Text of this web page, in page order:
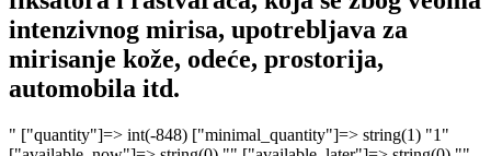
intenzivnog mirisa, upotrebljava za
mirisanje kože, odeće, prostorija,
automobila itd.
" ["quantity"]=> int(-848) ["minimal_quantity"]=> string(1) "1" ["available_now"]=> string(0) "" ["available_later"]=> string(0) "" ["price"]=> float(416.666667) ["specificPrice"]=> bool(false) ["additional_shipping_cost"]=> string(4) "0.00" ["wholesale_price"]=> string(8) "0.000000" ["on_sale"]=> string(1) "0" ["online_only"]=> string(1) "1" ["unity"]=> string(0) "" ["unit_price"]=> int(0) ["unit_price_ratio"]=> string(8) "0.000000" ["ecotax"]=> string(8) "0.000000" ["reference"]=> string(0) "" ["supplier_reference"]=> string(0) "" ["location"]=> string(0) "" ["width"]=> string(8) "0.000000" ["height"]=> string(8) "0.000000" ["depth"]=> string(8) "0.000000" ["weight"]=> string(8) "0.000000" ["ean13"]=> string(1) "0" ["upc"]=> string(0) "" ["link_rewrite"]=> string(42) "tip-la-vie-est-belle-lancome-parfem-zenski" ["meta_description"]=> string(150) "La vie est belle - Lancome - Parfem ženski. Ženski parfemi. Mešavina eteričnih ulja, isparljivih aromatičnih komponenti, fiksatora i rastvarača." ["meta_keywords"]=> string(0) "" ["meta_title"]=> string(67) "La vie est belle - Lancome - Parfem ženski | Etarska i Biljna ulja" ["quantity_discount"]=> string(1) "0" ["customizable"]=> string(1) "0" ["new"]=> bool(false) ["uploadable_files"]=> string(1) "0" ["text_fields"]=> string(1) "0" ["active"]=> string(1) "1" ["redirect_type"]=> string(3) "404" ["id_product_redirected"]=> string(1) "0" ["available_for_order"]=> string(1) "0" ["available_date"]=> string(10) "0000-00-00" ["condition"]=> string(3) "new" ["show_price"]=> string(1) "0" ["indexed"]=> string(1) "1" ["visibility"]=> string(4) "both" ["date_add"]=> string(19) "2019-09-24 08:13:14" ["date_upd"]=> string(19) "2026-06-05 16:47:25" ["tags"]=> array(1) { [7]=> array(4) { [0]=> string(14) "Parfem ženski" [1]=> string(6) "parfem" [2]=> string(16) "La vie est belle" [3]=> string(7) "Lancome" } } ["base_price"]=> string(8) "0.000000" ["id_tax_rules_group"]=> string(2) "54" ["id_color_default"]=> int(0) ["advanced_stock_management"]=> string(1) "0" ["out_of_stock"]=> int(2) ["depends_on_stock"]=> bool(false) ["isFullyLoaded"]=> bool(true) ["cache_is_pack"]=> string(1) "0" ["cache_has_attachments"]=> string(1) "0" ["is_virtual"]=> string(1) "0" ["id_pack_product_attribute"]=> NULL ["cache_default_attribute"]=> string(4) "5748" ["category"]=> string(19) "parfemska-ulja-10ml" ["pack_stock_type"]=> string(1) "3" ["webserviceParameters":protected]=> array(4) { ["objectMethods"]=> array(2) { ["add"]=> string(5) "addWs" ["update"]=> string(8) "updateWs" } ["objectNodeNames"]=> string(8) "products" ["fields"]=> array(12) { ["id_manufacturer"]=> array(1) { ["xlink_resource"]=> string(13) "manufacturers" } ["id_supplier"]=> array(1) { ["xlink_resource"]=> string(9) "suppliers" } ["id_category_default"]=> array(1) { ["xlink_resource"]=> string(10) "categories" } ["new"]=> array(0) { } ["cache_default_attribute"]=> array(0) { } ["id_default_image"]=> array(3) { ["getter"]=> string(10) "getCoverWs" ["setter"]=> string(10) "setCoverWs" ["xlink_resource"]=> array(2) { ["resourceName"]=> string(6) "images" ["subResourceName"]=> string(8) "products" } } ["id_default_combination"]=> array(3) { ["getter"]=> string(23) "getWsDefaultCombination" ["setter"]=> string(23) "setWsDefaultCombination" ["xlink_resource"]=> array(1) { ["resourceName"]=> string(12) "combinations" } } ["id_tax_rules_group"]=> array(1) { ["xlink_resource"]=> array(1) { ["resourceName"]=> string(15) "tax_rule_groups" } } ["position_in_category"]=> array(2) { ["getter"]=> string(23) "getWsPositionInCategory" ["setter"]=> string(23) "setWsPositionInCategory" } ["manufacturer_name"]=> array(2) { ["getter"]=> string(21) "getWsManufacturerName" ["setter"]=> bool(false) } ["quantity"]=> array(2) { ["getter"]=> bool(false) ["setter"]=> bool(false) } ["type"]=> array(2) { ["getter"]=> string(9) "getWsType" ["setter"]=> string(9) "setWsType" } } ["associations"]=> array(9) { ["categories"]=> array(2) { ["resource"]=> string(8) "category" ["fields"]=> array(1) { ["id"]=> array(1) { ["required"]=> bool(true) } } } ["images"]=> array(2) { ["resource"]=> string(5) "image" ["fields"]=> array(1) { ["id"]=> array(0) { } } } ["combinations"]=> array(2) { ["resource"]=> string(11) "combination" ["fields"]=> array(1) { ["id"]=> array(1) { ["required"]=> bool(true) } } } ["product_option_values"]=> array(2) { ["resource"]=> string(20) "product_option_value" ["fields"]=> array(1) { ["id"]=> array(1) { ["required"]=> bool(true) } } } ["product_features"]=> array(2) { ["resource"]=> string(15) "product_feature" ["fields"]=> array(2) { ["id"]=> array(1) { ["required"]=> bool(true) } ["id_feature_value"]=> array(2) { ["required"]=> bool(true) ["xlink_resource"]=> string(22) "product_feature_values" } } } ["tags"]=> array(2) { ["resource"]=> string(3) "tag" ["fields"]=> array(1) { ["id"]=> array(1) { ["required"]=> bool(true) } } } ["stock_availables"]=> array(3) { ["resource"]=> string(15) "stock_available" ["fields"]=> array(2) { ["id"]=> array(1) { ["required"]=> bool(true) } ["id_product_attribute"]=> array(1) { ["required"]=> bool(true) } } ["setter"]=> bool(false) } ["accessories"]=> array(3) { ["resource"]=> string(7) "product" ["api"]=> string(8) "products" ["fields"]=> array(1) { ["id"]=> array(2) { ["required"]=> bool(true) ["xlink_resource"]=> string(7) "product" } } } ["product_bundle"]=> array(3) { ["resource"]=> string(7) "product" ["api"]=> string(8) "products" ["fields"]=> array(2) { ["id"]=> array(1) { ["required"]=> bool(true) } ["quantity"]=> array(0) { } } } } } ["id"]=> int(1088) ["id_lang":protected]=> int(7) ["id_shop":protected]=> int(1) ["id_shop_list"]=> NULL ["get_shop_from_context":protected]=> bool(false) ["table":protected]=> string(7) "product" ["identifier":protected]=> string(10) "id_product" ["fieldsRequired":protected]=> array(1) { [0]=> string(5) "price" } ["fieldsSize":protected]=> array(6) { ["reference"]=> int(200) ["supplier_reference"]=> int(32) ["location"]=> int(64) ["ean13"]=> int(13) ["upc"]=> int(12) ["second_reference"]=> int(200) } ["fieldsValidate":protected]=> array(43) { ["id_shop_default"]=> string(12) "isUnsignedId" ["id_manufacturer"]=> string(12) "isUnsignedId" ["id_supplier"]=> string(12) "isUnsignedId" ["reference"]=> string(11) "isReference" ["supplier_reference"]=> string(11) "isReference" ["location"]=> string(11) "isReference" ["width"]=> string(15) "isUnsignedFloat" ["height"]=> string(15) "isUnsignedFloat" ["depth"]=> string(15) "isUnsignedFloat" ["weight"]=> string(15) "isUnsignedFloat" ["quantity_discount"]=> string(6) "isBool" ["ean13"]=> string(7) "isEan13" ["upc"]=> string(5) "isUpc" ["cache_is_pack"]=> string(6) "isBool" ["cache_has_attachments"]=> string(6) "isBool" ["is_virtual"]=> string(6) "isBool" ["id_category_default"]=> string(12) "isUnsignedId" ["id_tax_rules_group"]=> string(12) "isUnsignedId" ["on_sale"]=> string(6) "isBool" ["online_only"]=> string(6) "isBool" ["ecotax"]=> string(7) "isPrice" ["minimal_quantity"]=> string(13) "isUnsignedInt" ["price"]=> string(7) "isPrice" ["wholesale_price"]=> string(7) "isPrice" ["unity"]=> string(8) "isString" ["additional_shipping_cost"]=> string(7) "isPrice" ["customizable"]=> string(13) "isUnsignedInt" ["text_fields"]=> string(13) "isUnsignedInt" ["uploadable_files"]=> string(13) "isUnsignedInt" ["active"]=> string(6) "isBool" ["redirect_type"]=> string(8) "isString" ["id_product_redirected"]=> string(12) "isUnsignedId" ["available_for_order"]=> string(6) "isBool" ["available_date"]=> string(12) "isDateFormat" ["condition"]=> string(13) "isGenericName" ["show_price"]=> string(6) "isBool" ["indexed"]=> string(6) "isBool" ["visibility"]=> string(19) "isProductVisibility" ["advanced_stock_management"]=> string(6) "isBool" ["date_add"]=> string(6) "isDate" ["date_upd"]=> string(6) "isDate" ["pack_stock_type"]=> string(13) "isUnsignedInt" ["second_reference"]=> string(13) "isGenericName" } ["fieldsRequiredLang":protected]=> array(2) { [0]=> string(12) "link_rewrite" [1]=> string(4) "name" } ["fieldsSizeLang":protected]=> array(7) { ["meta_description"]=> int(255) ["meta_keywords"]=> int(255) ["meta_title"]=> int(128) ["link_rewrite"]=> int(128) ["name"]=> int(128) ["available_now"]=> int(255) ["available_later"]=> int(255) } ["fieldsValidateLang":protected]=> array(9) { ["meta_description"]=> string(13) "isGenericName" ["meta_keywords"]=> string(13) "isGenericName" ["meta_title"]=> string(13) "isGenericName" ["link_rewrite"]=> string(13) "isLinkRewrite" ["name"]=> string(13) "isCatalogName" ["description"]=> string(11) "isCleanHtml" ["description_short"]=> string(11) "isCleanHtml" ["available_now"]=> string(13) "isGenericName" ["available_later"]=> string(13) "IsGenericName" } ["tables":protected]=> array(0) { } ["image_dir":protected]=> NULL ["image_format":protected]=> string(3) "jpg" ["def":protected]=> array(7) { ["table"]=> string(7) "product" ["primary"]=> string(10) "id_product" ["multilang"]=> bool(true) ["multilang_shop"]=> bool(true) ["fields"]=> array(54) { ["id_shop_default"]=> array(2) { ["type"]=> int(1) ["validate"]=> string(12) "isUnsignedId" } ["id_manufacturer"]=> array(2) { ["type"]=> int(1) ["validate"]=> string(12) "isUnsignedId" } ["id_supplier"]=> array(2) { ["type"]=> int(1) ["validate"]=> string(12) "isUnsignedId" } ["reference"]=> array(3) { ["type"]=> int(3) ["validate"]=> string(11) "isReference" ["size"]=> int(200) } ["supplier_reference"]=> array(3) { ["type"]=> int(3) ["validate"]=> string(11) "isReference" ["size"]=> int(32) } ["location"]=> array(3) { ["type"]=> int(3) ["validate"]=> string(11) "isReference" ["size"]=> int(64) } ["width"]=> array(2) { ["type"]=> int(4) ["validate"]=> string(15) "isUnsignedFloat" } ["height"]=> array(2) { ["type"]=> int(4) ["validate"]=> string(15) "isUnsignedFloat" } ["depth"]=> array(2) { ["type"]=> int(4) ["validate"]=> string(15) "isUnsignedFloat" } ["weight"]=> array(2) { ["type"]=> int(4) ["validate"]=> string(15) "isUnsignedFloat" } ["quantity_discount"]=>